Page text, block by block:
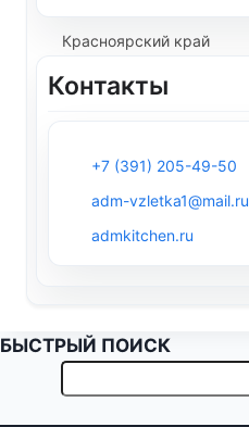
Красноярский край
Контакты
+7 (391) 205-49-50
adm-vzletka1@mail.ru
admkitchen.ru
БЫСТРЫЙ ПОИСК